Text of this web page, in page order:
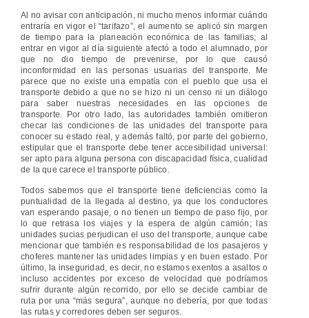
Al no avisar con anticipación, ni mucho menos informar cuándo
entraría en vigor el “tarifazo”, el aumento se aplicó sin margen
de tiempo para la planeación económica de las familias; al
entrar en vigor al día siguiente afectó a todo el alumnado, por
que no dio tiempo de prevenirse, por lo que causó
inconformidad en las personas usuarias del transporte. Me
parece que no existe una empatía con el pueblo que usa el
transporte debido a que no se hizo ni un censo ni un diálogo
para saber nuestras necesidades en las opciones de
transporte. Por otro lado, las autoridades también omitieron
checar las condiciones de las unidades del transporte para
conocer su estado real, y además faltó, por parte del gobierno,
estipular que el transporte debe tener accesibilidad universal:
ser apto para alguna persona con discapacidad física, cualidad
de la que carece el transporte público.
Todos sabemos que el transporte tiene deficiencias como la
puntualidad de la llegada al destino, ya que los conductores
van esperando pasaje, o no tienen un tiempo de paso fijo, por
lo que retrasa los viajes y la espera de algún camión; las
unidades sucias perjudican el uso del transporte, aunque cabe
mencionar que también es responsabilidad de los pasajeros y
choferes mantener las unidades limpias y en buen estado. Por
último, la inseguridad, es decir, no estamos exentos a asaltos o
incluso accidentes por exceso de velocidad que podríamos
sufrir durante algún recorrido, por ello se decide cambiar de
ruta por una “más segura”, aunque no debería, por que todas
las rutas y corredores deben ser seguros.